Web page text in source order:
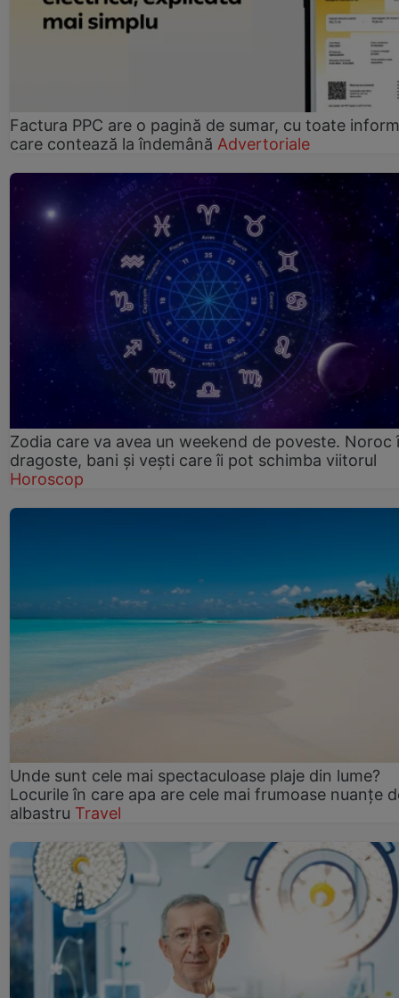
Factura PPC are o pagină de sumar, cu toate
care contează la îndemână Advertoriale
Zodia care va avea un weekend de poveste. Noroc
dragoste, bani și vești care îi pot schimba viitorul
Horoscop
Unde sunt cele mai spectaculoase plaje din lume?
Locurile în care apa are cele mai frumoase nuanțe
albastru Travel